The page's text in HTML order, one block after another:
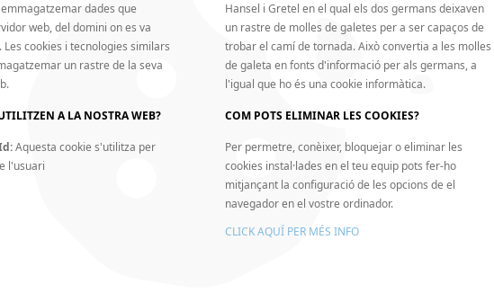
dades que
web, del domini on es va
Les cookies i tecnologies similars
un rastre de la seva
A LA NOSTRA WEB?
Aquesta cookie s'utilitza per
l'usuari
Hansel i Gretel en el qual els dos germans deixaven
un rastre de molles de galetes per a ser capaços de
trobar el camí de tornada. Això convertia a les molles
de galeta en fonts d'informació per als germans, a
l'igual que ho és una cookie informàtica.
COM POTS ELIMINAR LES COOKIES?
Per permetre, conèixer, bloquejar o eliminar les
cookies instal·lades en el teu equip pots fer-ho
mitjançant la configuració de les opcions de el
navegador en el vostre ordinador.
CLICK AQUÍ PER MÉS INFO
traslladades a través dels nostres canals de contacte incorporats en la pàgina web.
dins de la web amb la finalitat de detectar possibles atacs informàtics a la nostra web.
que ens resultin directament aplicables i regulin la nostra activitat.
o respondre davant reclamacions de qualsevol índole.
facilitats a través dels nostres formularis web per a:
contractat.
i fiscal
traslladades a través dels nostres canals de contacte incorporats en la pàgina web.
que ens resultin directament aplicables i regulin la nostra activitat.
o respondre davant reclamacions de qualsevol índole.
DEL RESPONSABLE.